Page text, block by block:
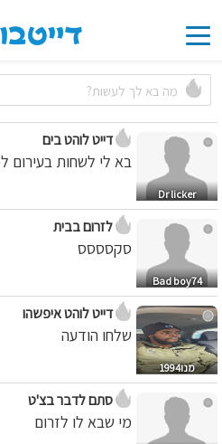
Toggle
Dr licker
דייט לוהט בים
בא לי לשחות בעירום
Bad boy74
לזרום בבית
סקסססס
מנו1994
דייט לוהט איפשהו
שלחו הודעה
סתם לדבר בצ'ט
מי שבא לו לזרום